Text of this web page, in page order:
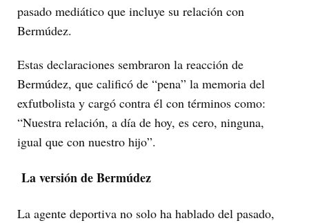
pasado mediático que incluye su relación con
Bermúdez.
Estas declaraciones sembraron la reacción de
Bermúdez, que calificó de “pena” la memoria del
exfutbolista y cargó contra él con términos como:
“Nuestra relación, a día de hoy, es cero, ninguna,
igual que con nuestro hijo”.
La versión de Bermúdez
La agente deportiva no solo ha hablado del pasado,